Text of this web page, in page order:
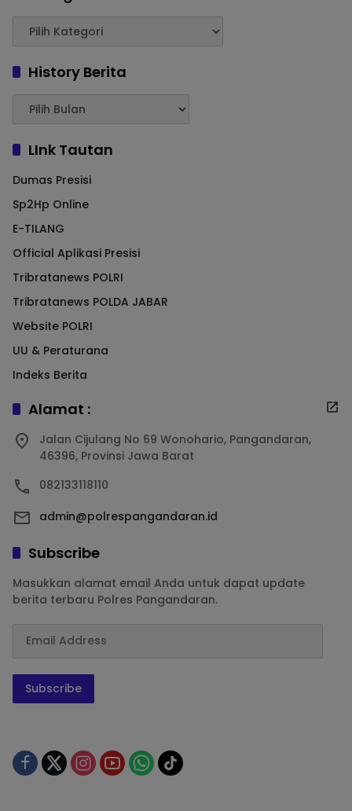
History Berita
LInk Tautan
Dumas Presisi
Sp2Hp Online
E-TILANG
Official Aplikasi Presisi
Tribratanews POLRI
Tribratanews POLDA JABAR
Website POLRI
UU & Peraturana
Indeks Berita
Alamat :
Jalan Cijulang No 69 Wonohario, Pangandaran,
46396, Provinsi Jawa Barat
082133118110
admin@polrespangandaran.id
Subscribe
Masukkan alamat email Anda untuk dapat update
berita terbaru Polres Pangandaran.
Subscribe